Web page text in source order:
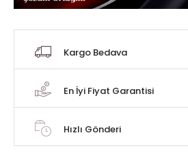
Kargo Bedava
En İyi Fiyat Garantisi
Hızlı Gönderi